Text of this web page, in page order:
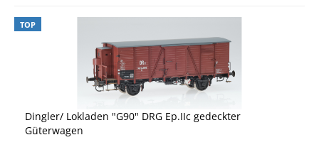
TOP
Dingler/ Lokladen "G90" DRG Ep.IIc gedeckter
Güterwagen